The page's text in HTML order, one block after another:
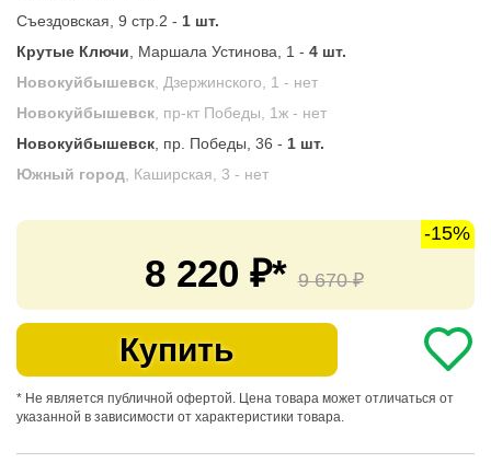
Съездовская, 9 стр.2 - 1 шт.
Крутые Ключи , Маршала Устинова, 1 - 4 шт.
Новокуйбышевск , Дзержинского, 1 - нет
Новокуйбышевск , пр-кт Победы, 1ж - нет
Новокуйбышевск , пр. Победы, 36 - 1 шт.
Южный город , Каширская, 3 - нет
-15%
8 220 ₽*9 670 ₽
Купить
* Не является публичной офертой. Цена товара может отличаться от
указанной в зависимости от характеристики товара.